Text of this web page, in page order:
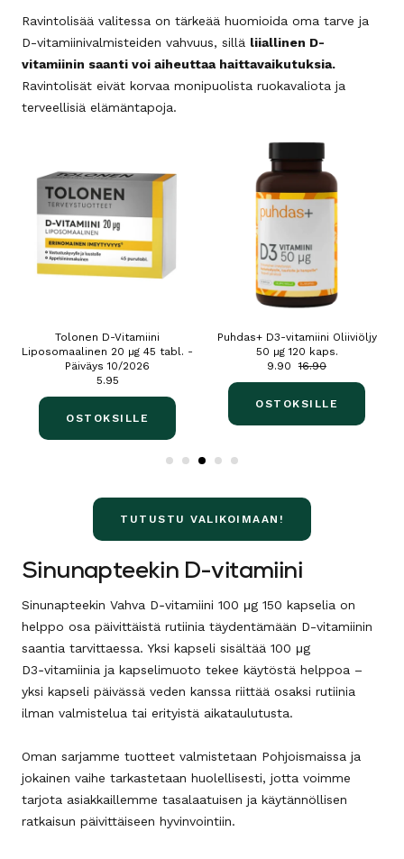
Ravintolisää valitessa on tärkeää huomioida oma tarve ja
D-vitamiinivalmisteiden vahvuus, sillä liiallinen D-
vitamiinin saanti voi aiheuttaa haittavaikutuksia.
Ravintolisät eivät korvaa monipuolista ruokavaliota ja
terveellisiä elämäntapoja.
Tolonen D-Vitamiini
Liposomaalinen 20 µg 45 tabl. -
Päiväys 10/2026
5.95
OSTOKSILLE
Puhdas+ D3-vitamiini Oliiviöljy
50 µg 120 kaps.
16.90
9.90
OSTOKSILLE
TUTUSTU VALIKOIMAAN!
Sinunapteekin D-vitamiini
Sinunapteekin Vahva D‑vitamiini 100 μg 150 kapselia on
helppo osa päivittäistä rutiinia täydentämään D-vitamiinin
saantia tarvittaessa. Yksi kapseli sisältää 100 μg
D3‑vitamiinia ja kapselimuoto tekee käytöstä helppoa –
yksi kapseli päivässä veden kanssa riittää osaksi rutiinia
ilman valmistelua tai erityistä aikataulutusta.
Oman sarjamme tuotteet valmistetaan Pohjoismaissa ja
jokainen vaihe tarkastetaan huolellisesti, jotta voimme
tarjota asiakkaillemme tasalaatuisen ja käytännöllisen
ratkaisun päivittäiseen hyvinvointiin.